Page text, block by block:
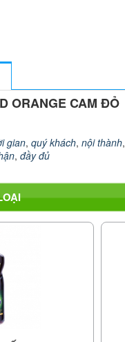
ORANGE CAM ĐỎ
gian, quý khách, nội thành,
, đầy đủ